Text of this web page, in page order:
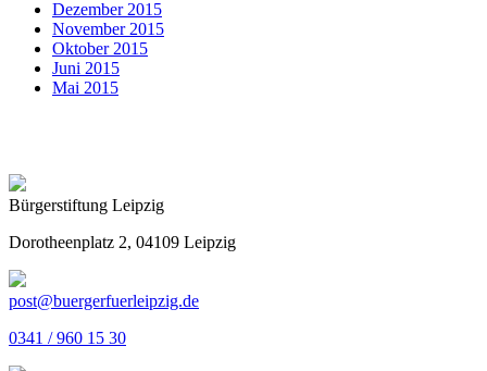
Dezember 2015
November 2015
Oktober 2015
Juni 2015
Mai 2015
Bürgerstiftung Leipzig
Dorotheenplatz 2, 04109 Leipzig
post@buergerfuerleipzig.de
0341 / 960 15 30